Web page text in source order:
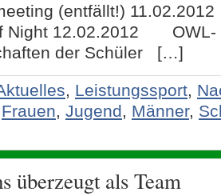
(entfällt!)
Night 12.02.2012 OWL-
der Schüler […]
, Leistungssport,
Frauen, Jugend, Männer,
überzeugt als Team